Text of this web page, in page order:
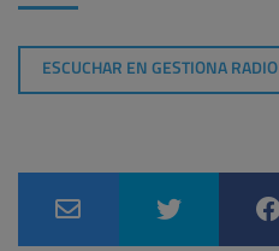
ESCUCHAR EN GESTIONA RADIO